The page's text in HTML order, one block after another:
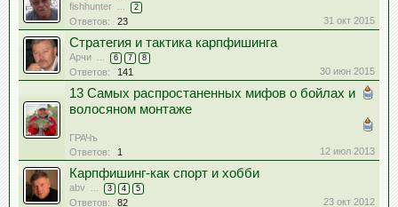
fishhunter ... 2
Ответов: 23 31 окт 2015
Стратегия и тактика карпфишинга
Арчи ... 6 7 8
Ответов: 141 30 июн 2015
13 Самых распростаненных мифов о бойлах и
волосяном монтаже
ГРАЧъ
Ответов:
1 12 июл 2013
Карпфишинг-как спорт и хобби
abv ... 3 4 5
Ответов: 82 23 окт 2012